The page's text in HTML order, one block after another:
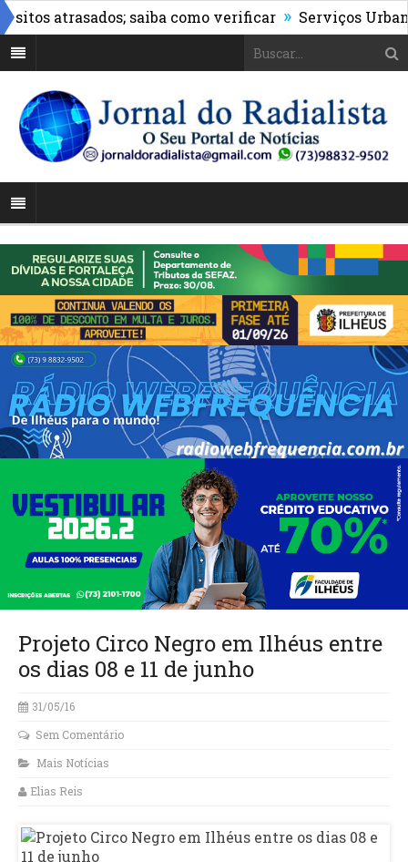
atrasados; saiba como verificar » Serviços Urbanos
Projeto Circo Negro em Ilhéus entre
os dias 08 e 11 de junho
31/05/16
Sem Comentário
Mais Notícias
Elias Reis